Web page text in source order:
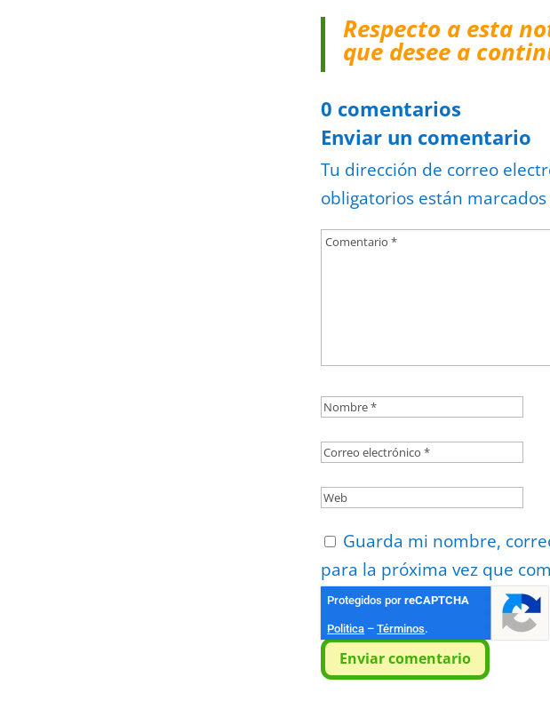
Respecto a esta
que desee a
0 comentarios
Enviar un comentario
Tu dirección de correo
obligatorios están marcados
Guarda mi nombre,
para la próxima vez que
Enviar comentario
Protegidos porreCAPTCHA
Politica –Términos.